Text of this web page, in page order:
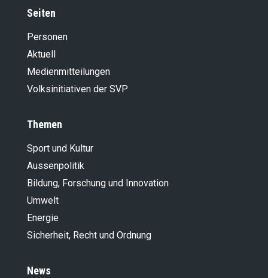
Seiten
Personen
Aktuell
Medienmitteilungen
Volksinitiativen der SVP
Themen
Sport und Kultur
Aussenpolitik
Bildung, Forschung und Innovation
Umwelt
Energie
Sicherheit, Recht und Ordnung
News